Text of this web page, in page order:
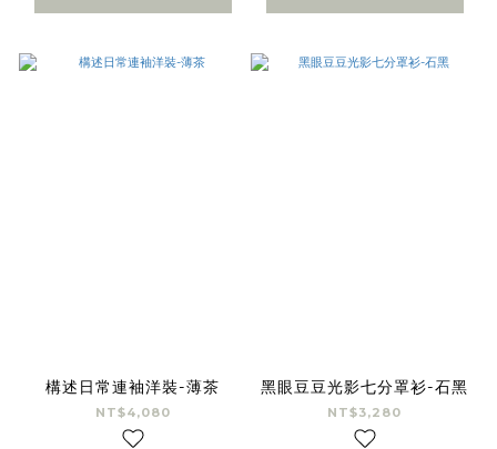
構述日常連袖洋裝-薄茶
NT$4,080
黑眼豆豆光影七分罩衫-石黑
NT$3,280